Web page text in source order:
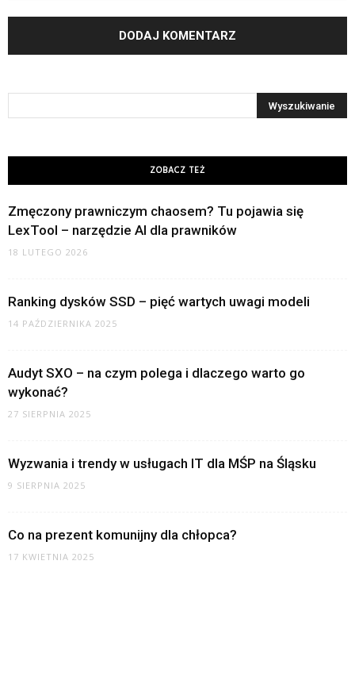
ZOBACZ TEŻ
Zmęczony prawniczym chaosem? Tu pojawia się
LexTool – narzędzie AI dla prawników
18 LUTEGO 2026
Ranking dysków SSD – pięć wartych uwagi modeli
14 PAŹDZIERNIKA 2025
Audyt SXO – na czym polega i dlaczego warto go
wykonać?
27 SIERPNIA 2025
Wyzwania i trendy w usługach IT dla MŚP na Śląsku
9 SIERPNIA 2025
Co na prezent komunijny dla chłopca?
17 KWIETNIA 2025